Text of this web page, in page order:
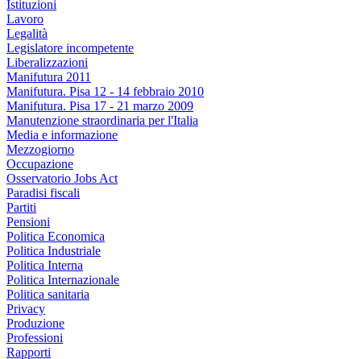
Istituzioni
Lavoro
Legalità
Legislatore incompetente
Liberalizzazioni
Manifutura 2011
Manifutura. Pisa 12 - 14 febbraio 2010
Manifutura. Pisa 17 - 21 marzo 2009
Manutenzione straordinaria per l'Italia
Media e informazione
Mezzogiorno
Occupazione
Osservatorio Jobs Act
Paradisi fiscali
Partiti
Pensioni
Politica Economica
Politica Industriale
Politica Interna
Politica Internazionale
Politica sanitaria
Privacy
Produzione
Professioni
Rapporti